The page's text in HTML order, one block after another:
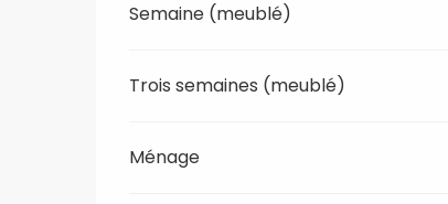
Semaine (meublé)
Trois semaines (meublé)
Ménage